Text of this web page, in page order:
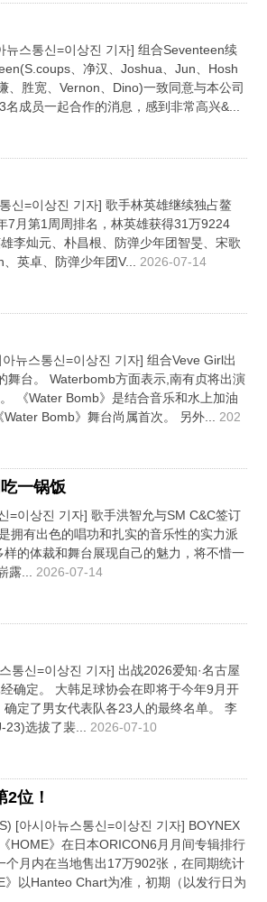
뉴스통신=이상진 기자] 组合Seventeen续
、净汉、Joshua、Jun、Hosh
、胜宽、Vernon、Dino)一致同意与本公司
成员一起合作的消息，感到非常高兴&...
신=이상진 기자] 歌手林英雄继续独占鳌
7月第1周周排名，林英雄获得31万9224
李灿元、朴昌根、防弹少年团智旻、宋歌
英卓、防弹少年团V... 2026-07-14
뉴스통신=이상진 기자] 组合Veve Girl出
舞台。 Waterbomb方面表示,南有贞将出演
《Water Bomb》是结合音乐和水上加油
Bomb》舞台尚属首次。 另外... 202
一锅饭
=이상진 기자] 歌手洪智允与SM C&C签订
拥有出色的唱功和扎实的音乐性的实力派
的体裁和舞台展现自己的魅力，将不惜一
露... 2026-07-14
통신=이상진 기자] 出战2026爱知·名古屋
确定。 大韩足球协会在即将于今年9月开
定了男女代表队各23人的最终名单。 李
23)选拔了裴... 2026-07-10
位！
[아시아뉴스통신=이상진 기자] BOYNEX
HOME》在日本ORICON6月月间专辑排行
月内在当地售出17万902张，在同期统计
以Hanteo Chart为准，初期（以发行日为